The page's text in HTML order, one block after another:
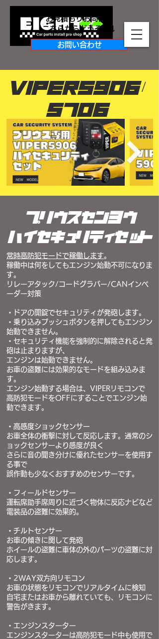
お見積もりお問合せ
​こちらからどうぞ↓↓
お問い合わせ
VIPER5906/
5706
プリウスセンヨウ
​ハイセキュリティセット
常時高防犯モードで稼働します。
稼働中は何をしてもエンジン始動不可になりま
す。
リレーアタック/コードグラバー/CANインベ
ーダー対策
・ドアの開錠でセキュリティが発砲します。
・乗り込みプッシュボタンを押してもエンジン
始動できません。
・セキュリティ機能を強制的に解除されると発
砲は止まりますが、
エンジンは始動できません。
お車の盗難には効果的なモードを組み込みま
す。
エンジン始動する場合は、 VIPERリモコンで
高防犯モードをOFFにすることでエンジン始
動できます。
・高感度ショックセンサー
お車全体の衝撃に対して反応します。通常のシ
ョックセンサーより感度が良く
さらに音の聞き分けに優れたセンサーを使用す
る事で
誤作動も少なくおすすめのセンサーです。
・フィールドセンサー
運転席助手席周りに近づく物体に反応ナビなど
電装品の盗難に効果的。
・チルトセンサー
お車の傾きに関して発砲
ホイールの盗難に車体の外のパーツの盗難に対
応します。
・2WAY双方向リモコン
お車の状態をリモコンでリアルタイムに検知
自宅またはお車から離れていても、リモコンに
警告がきます。
・エンジンスターター
エンジンスターターは高防犯モード中も使用で